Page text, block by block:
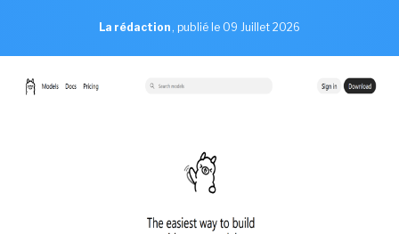
La rédaction , publié le 09 Juillet 2026